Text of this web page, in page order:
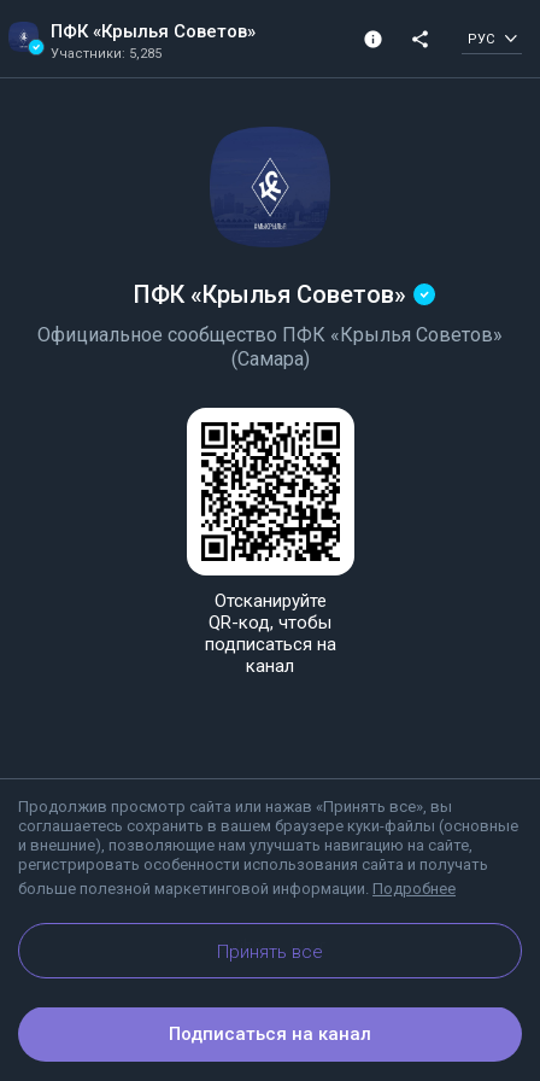
ПФК «Крылья Советов»
Участники: 5,285
info
Участники: 5,285
share РУС
Продолжив просмотр сайта или нажав «Принять все», вы
соглашаетесь сохранить в вашем браузере куки-файлы (основные
и внешние), позволяющие нам улучшать навигацию на сайте,
регистрировать особенности использования сайта и получать
больше полезной маркетинговой информации. Подробнее
Принять все
ПФК «Крылья Советов»
Официальное сообщество ПФК «Крылья Советов»
(Самара)
Отсканируйте
QR-код, чтобы
подписаться на
канал
О Viber Блог
Подписаться на канал